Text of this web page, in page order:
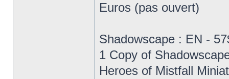
Euros (pas ouvert)
Shadowscape : EN -
1 Copy of
Heroes of Mistfall